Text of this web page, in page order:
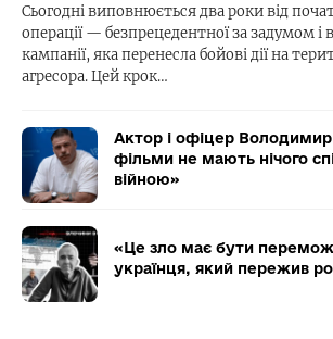
Сьогодні виповнюється два роки від
операції — безпрецедентної за задумом
кампанії, яка перенесла бойові дії на
агресора. Цей крок…
Актор і офіцер
фільми не мають нічого
війною»
«Це зло має бути
українця, який пережив